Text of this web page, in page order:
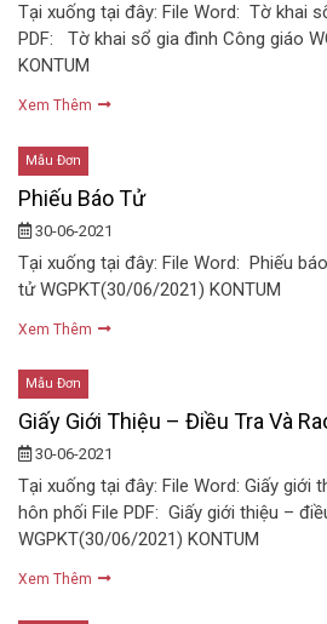
Tại xuống tại đây: File Word: Tờ khai
PDF: Tờ khai sổ gia đình Công giáo
KONTUM
Xem Thêm
Mẫu Đơn
Phiếu Báo Tử
30-06-2021
Tại xuống tại đây: File Word: Phiếu
tử WGPKT(30/06/2021) KONTUM
Xem Thêm
Mẫu Đơn
Giấy Giới Thiệu – Điều Tra Và
30-06-2021
Tại xuống tại đây: File Word: Giấy giới
hôn phối File PDF: Giấy giới thiệu –
WGPKT(30/06/2021) KONTUM
Xem Thêm